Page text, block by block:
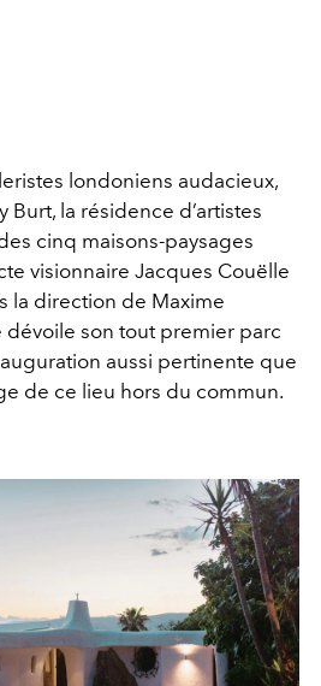
londoniens audacieux,
Burt, la résidence d’artistes
cinq maisons-paysages
visionnaire Jacques Couëlle
la direction de Maxime
dévoile son tout premier parc
aussi pertinente que
de ce lieu hors du commun.